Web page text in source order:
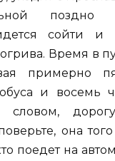
сойти и
Время в
примерно
и восемь
она
поедет на